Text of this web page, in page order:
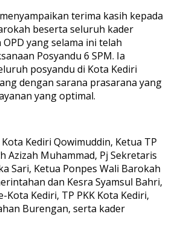
terima kasih kepada
beserta seluruh kader
yang selama ini telah
Posyandu 6 SPM. Ia
posyandu di Kota Kediri
dengan sarana prasarana yang
yang optimal.
Kediri Qowimuddin, Ketua TP
Azizah Muhammad, Pj Sekretaris
Sari, Ketua Ponpes Wali Barokah
dan Kesra Syamsul Bahri,
Kota Kediri, TP PKK Kota Kediri,
Burengan, serta kader